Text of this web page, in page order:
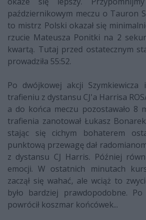
październikowym meczu o Tauron
to mistrz Polski okazał się
rzucie Mateusza Ponitki na 2
kwartą. Tutaj przed ostatecznym
prowadziła 55:52.
Po dwójkowej akcji
trafieniu z dystansu CJ'a Harrisa
a do końca meczu pozostawało 8
trafienia zanotował Łukasz
stając się cichym bohaterem
punktową przewagę dał
z dystansu CJ Harris. Później
emocji. W ostatnich minutach
zaczął się wahać, ale wciąż to
było bardziej prawdopodobne.
powrócił koszmar końcówek...